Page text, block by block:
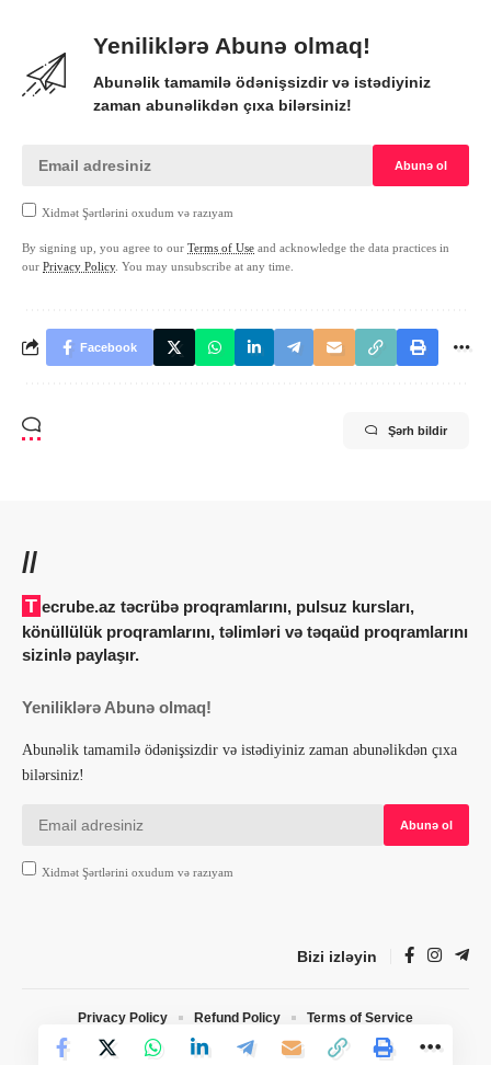
Yeniliklərə Abunə olmaq!
Abunəlik tamamilə ödənişsizdir və istədiyiniz
zaman abunəlikdən çıxa bilərsiniz!
Xidmət Şərtlərini oxudum və razıyam
By signing up, you agree to our Terms of Use and acknowledge the data practices in
our Privacy Policy. You may unsubscribe at any time.
Facebook
Şərh bildir
//
Tecrube.az təcrübə proqramlarını, pulsuz kursları,
könüllülük proqramlarını, təlimləri və təqaüd proqramlarını
sizinlə paylaşır.
Yeniliklərə Abunə olmaq!
Abunəlik tamamilə ödənişsizdir və istədiyiniz zaman abunəlikdən çıxa
bilərsiniz!
Xidmət Şərtlərini oxudum və razıyam
Bizi izləyin
© 2022 Tecrube.az. Designed by Webdesign.az. All Rights Reserved.
Privacy Policy Refund Policy Terms of Service